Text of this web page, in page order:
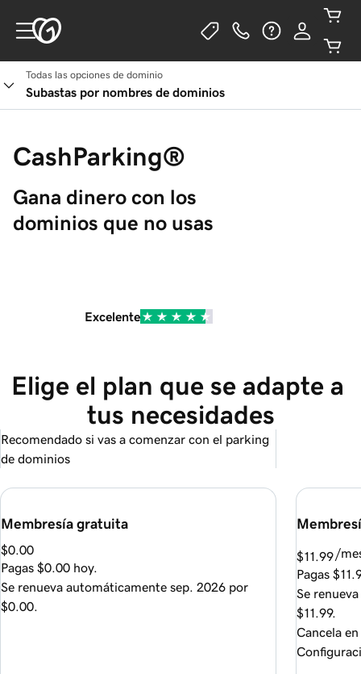
Todas las opciones de dominio
Subastas por nombres de dominios
CashParking®
Gana dinero con los
dominios que no usas
Excelente
Elige el plan que se adapte a
tus necesidades
Membresía gratuita
Recomendado si vas a comenzar con el parking
de dominios
$0.00
Pagas $0.00 hoy.
Se renueva automáticamente sep. 2026 por
$0.00
$11.99 /
Pagas
Se
$11.99.
Cancela